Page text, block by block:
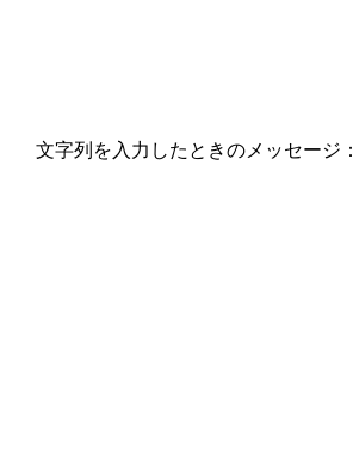
文字列を入力したときのメッセージ：